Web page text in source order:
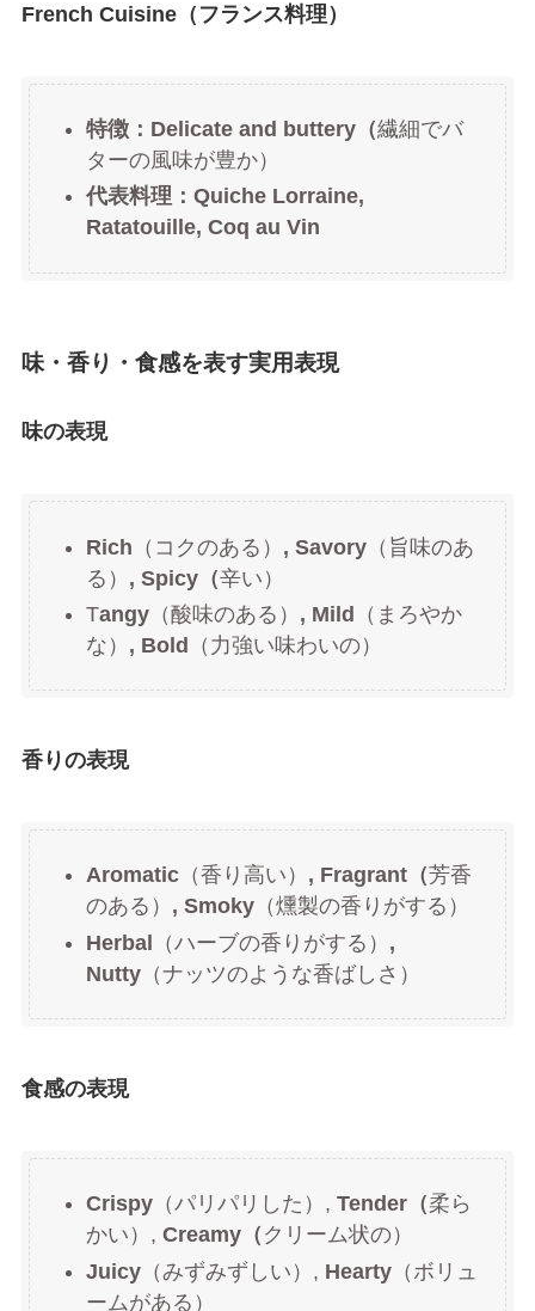
French Cuisine（フランス料理）
特徴：Delicate and buttery（繊細でバ
ターの風味が豊か）
代表料理：Quiche Lorraine,
Ratatouille, Coq au Vin
味・香り・食感を表す実用表現
味の表現
Rich （コクのある） , Savory（旨味のあ
る） , Spicy（辛い）
Tangy（酸味のある） , Mild
（まろやか
な） , Bold （力強い味わいの）
香りの表現
Aromatic（香り高い） , Fragrant（芳香
のある） , Smoky（燻製の香りがする）
Herbal （ハーブの香りがする） ,
Nutty（ナッツのような香ばしさ）
食感の表現
Crispy（パリパリした）, Tender（柔ら
かい）, Creamy（ クリーム状の）
Juicy（みずみずしい）, Hearty（ボリュ
ームがある）